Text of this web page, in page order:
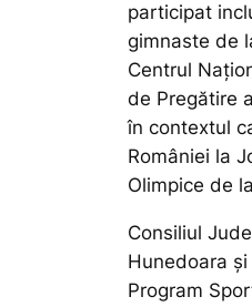
participat
gimnaste de
Centrul
de Pregătire
în contextul
României la
Olimpice de
Consiliul
Hunedoara
Program